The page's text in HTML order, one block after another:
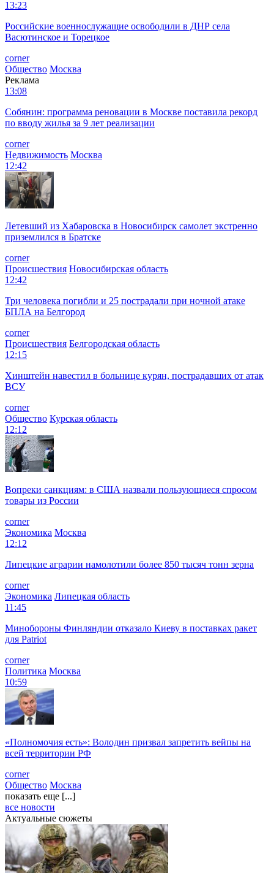
13:23
Российские военнослужащие освободили в ДНР села
Васютинское и Торецкое
corner
Общество Москва
Реклама
13:08
Собянин: программа реновации в Москве поставила рекорд
по вводу жилья за 9 лет реализации
corner
Недвижимость Москва
12:42
Летевший из Хабаровска в Новосибирск самолет экстренно
приземлился в Братске
corner
Происшествия Новосибирская область
12:42
Три человека погибли и 25 пострадали при ночной атаке
БПЛА на Белгород
corner
Происшествия Белгородская область
12:15
Хинштейн навестил в больнице курян, пострадавших от атак
ВСУ
corner
Общество Курская область
12:12
Вопреки санкциям: в США назвали пользующиеся спросом
товары из России
corner
Экономика Москва
12:12
Липецкие аграрии намолотили более 850 тысяч тонн зерна
corner
Экономика Липецкая область
11:45
Минобороны Финляндии отказало Киеву в поставках ракет
для Patriot
corner
Политика Москва
10:59
«Полномочия есть»: Володин призвал запретить вейпы на
всей территории РФ
corner
Общество Москва
показать еще [...]
все новости
Актуальные сюжеты